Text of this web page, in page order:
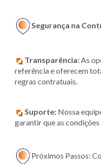
Segurança na
Transparência: As
referência e oferecem
regras contratuais.
Suporte: Nossa
garantir que as
Próximos Passos: